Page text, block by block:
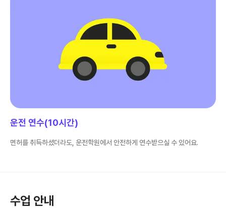
운전 연수(10시간)
면허를 취득하셨더라도, 운전학원에서 안전하게 연수받으실 수 있어요.
수업 안내